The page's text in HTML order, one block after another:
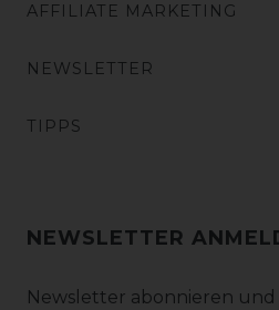
AFFILIATE MARKETING
NEWSLETTER
TIPPS
NEWSLETTER
Newsletter abonnieren